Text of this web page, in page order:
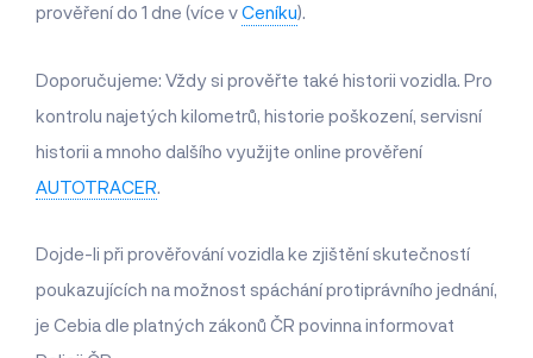
prověření do 1 dne (více vCeníku).
Doporučujeme: Vždy si prověřte také historii vozidla. Pro
kontrolu najetých kilometrů, historie poškození, servisní
historii a mnoho dalšího využijte online prověření
AUTOTRACER
Dojde-li při prověřování vozidla ke zjištění skutečností
poukazujících na možnost spáchání protiprávního jednání,
je Cebia dle platných zákonů ČR povinna informovat